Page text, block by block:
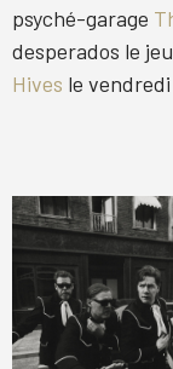
psyché-garage
desperados le
Hives le